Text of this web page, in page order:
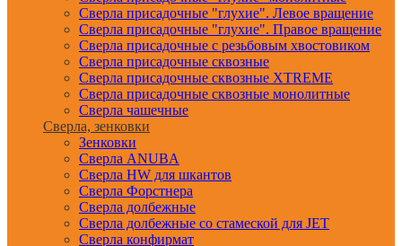
Сверла присадочные "глухие". Левое вращение
Сверла присадочные "глухие". Правое вращение
Сверла присадочные с резьбовым хвостовиком
Сверла присадочные сквозные
Сверла присадочные сквозные XTREME
Сверла присадочные сквозные монолитные
Сверла чашечные
Сверла, зенковки
Зенковки
Сверла ANUBA
Сверла HW для шкантов
Сверла Форстнера
Сверла долбежные
Сверла долбежные со стамеской для JET
Сверла конфирмат